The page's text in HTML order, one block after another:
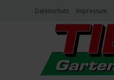
Datenschutz Impressum